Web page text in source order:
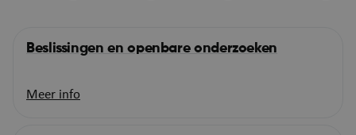
Beslissingen en openbare onderzoeken
Meer info